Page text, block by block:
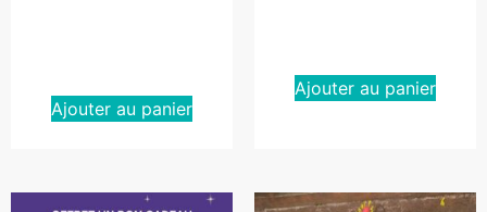
Ajouter au panier
Ajouter au panier